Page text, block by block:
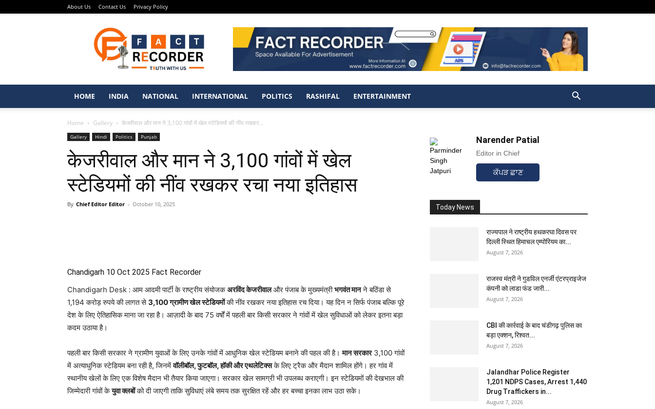
About Us Contact Us Privacy Policy
Recorder
–
Punjabi
News
Portal
HOME
INDIA NATIONAL INTERNATIONAL POLITICS RASHIFAL ENTERTAINMENT
Home Gallery केजरीवाल और मान ने 3,100 गांवों में खेल स्टेडियमों की नींव रखकर...
Gallery Hindi Politics Punjab
केजरीवाल और मान ने 3,100 गांवों में खेल
स्टेडियमों की नींव रखकर रचा नया इतिहास
By Chief Editor Editor - October 10, 2025
Chandigarh 10 Oct 2025 Fact Recorder
Chandigarh Desk : आम आदमी पार्टी के राष्ट्रीय संयोजकअरविंद केजरीवालऔर पंजाब के मुख्यमंत्रीभगवंत मानने बठिंडा से
1,194 करोड़ रुपये की लागत से 3,100 ग्रामीण खेल स्टेडियमोंकी नींव रखकर नया इतिहास रच दिया। यह दिन न सिर्फ पंजाब बल्कि पूरे
देश के लिए ऐतिहासिक माना जा रहा है। आज़ादी के बाद 75 वर्षों में पहली बार किसी सरकार ने गांवों में खेल सुविधाओं को लेकर इतना बड़ा
कदम उठाया है।
पहली बार किसी सरकार ने ग्रामीण युवाओं के लिए उनके गांवों में आधुनिक खेल स्टेडियम बनाने की पहल की है।मान सरकार3,100 गांवों
में अत्याधुनिक स्टेडियम बना रही है, जिनमेंवॉलीबॉल, फुटबॉल, हॉकी और एथलेटिक्सके लिए ट्रैक और मैदान शामिल होंगे। हर गांव में
स्थानीय खेलों के लिए एक विशेष मैदान भी तैयार किया जाएगा। सरकार खेल सामग्री भी उपलब्ध कराएगी। इन स्टेडियमों की देखभाल की
जिम्मेदारी गांवों केयुवा क्लबोंको दी जाएगी ताकि सुविधाएं लंबे समय तक सुरक्षित रहें और हर बच्चा इनका लाभ उठा सके।
Narender Patial
Editor in Chief
ਕੱਪੜ ਛਾਣ
Today News
राज्यपाल ने राष्ट्रीय हथकरघा दिवस पर
दिल्ली स्थित हिमाचल एम्पोरियम का...
August 7, 2026
राजस्व मंत्री ने गुडविल एनर्जी एंटरप्राइजेज
कंपनी को लाडा फंड जारी...
August 7, 2026
CBI की कार्रवाई के बाद चंडीगढ़ पुलिस का
बड़ा एक्शन, रिश्वत...
August 7, 2026
Jalandhar Police Register
1,201 NDPS Cases, Arrest 1,440
Drug Traffickers in...
August 7, 2026